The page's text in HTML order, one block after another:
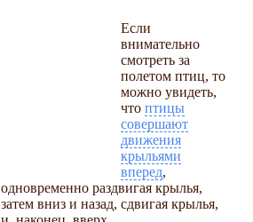
Если
внимательно
смотреть за
полетом птиц, то
можно увидеть,
что птицы
совершают
движения
крыльями
вперед,
одновременно раздвигая крылья,
затем вниз и назад, сдвигая крылья,